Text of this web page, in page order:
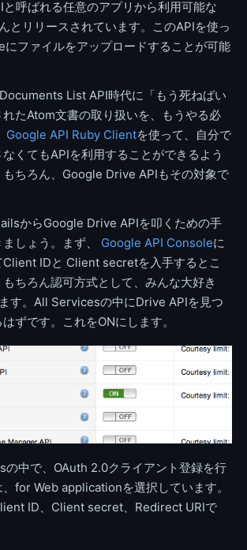
呼ばれる任意のアプリから利用可能な
とリリースされています。このAPIを使っ
ファイルをアップロードすることが可能
List API時代に「もう死ねばい
たAtom文書の取り扱いを、もうやる必
Google API Ruby Clientを使って、自分で
くてもAPIを利用することができるよう
もちろん、Google Drive APIもその対象で
からGoogle Drive APIを叩くための手
しょう。まず、 Google API Consoleに
Client IDと Client secretを入手するとこ
ちろん認可方式として、みんな大好き
す。All Servicesの中にDrive APIを見つ
ずです。これをONにします。
の中で、OAuth 2.0クライアント登録を行
for Web applicationを選択しています。
ID、Client secret、Redirect URIで